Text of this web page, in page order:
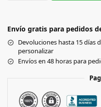
LIGHT
Envío gratis para pedidos
Devoluciones hasta 15 días
personalizar
Envíos en 48 horas para